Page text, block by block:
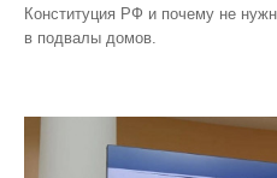
Конституция РФ и почему не
в подвалы домов.